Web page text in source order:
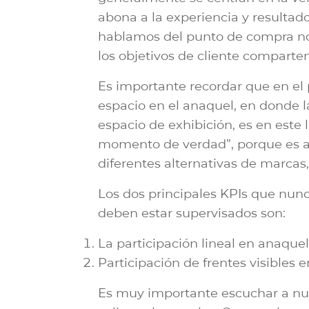
abona a la experiencia y
hablamos del punto de compra
los objetivos de cliente
Es importante recordar que en
espacio en el anaquel, en donde
espacio de exhibición, es en
momento de verdad”, porque es
diferentes alternativas de
Los dos principales KPIs que
deben estar supervisados son:
La participación lineal en anaquel
Participación de frentes visibles
Es muy importante escuchar a